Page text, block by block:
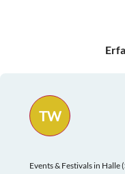
TW
Events & Festivals in Halle